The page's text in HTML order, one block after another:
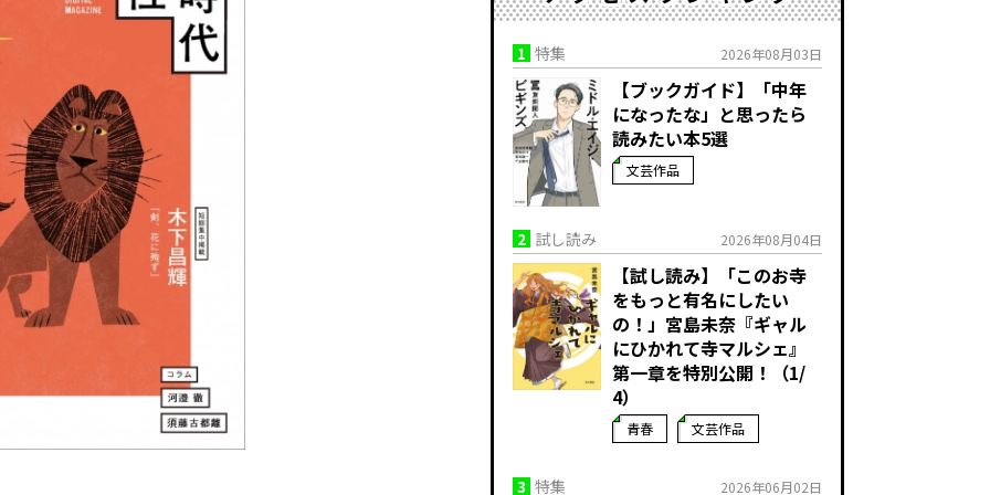
1 特集 2026年08月03日
【ブックガイド】「中年
になったな」と思ったら
読みたい本5選
文芸作品
2 試し読み 2026年08月04日
【試し読み】「このお寺
をもっと有名にしたい
の！」宮島未奈『ギャル
にひかれて寺マルシェ』
第一章を特別公開！（1/
4）
青春 文芸作品
3 特集 2026年06月02日